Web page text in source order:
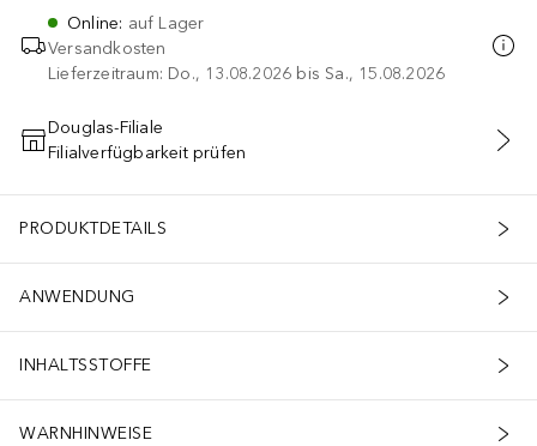
Online: auf Lager
Versandkosten
Lieferzeitraum: Do., 13.08.2026 bis Sa., 15.08.2026
IN DEN WARENKORB
Douglas-Filiale
Filialverfügbarkeit prüfen
PRODUKTDETAILS
ANWENDUNG
INHALTSSTOFFE
WARNHINWEISE